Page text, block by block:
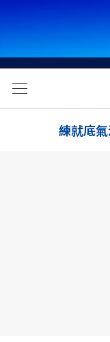
練就底